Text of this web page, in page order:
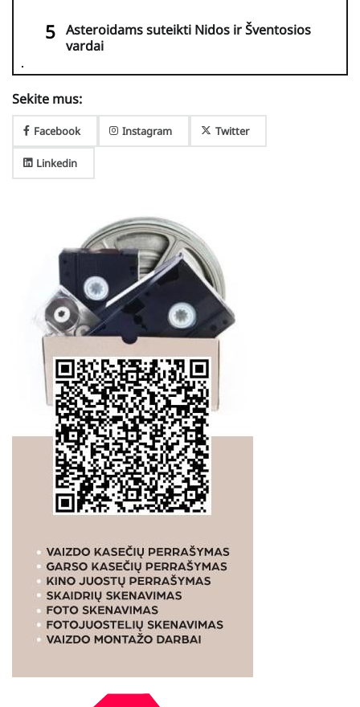
Asteroidams suteikti Nidos ir Šventosios
vardai
Sekite mus:
Facebook Instagram Twitter
Linkedin